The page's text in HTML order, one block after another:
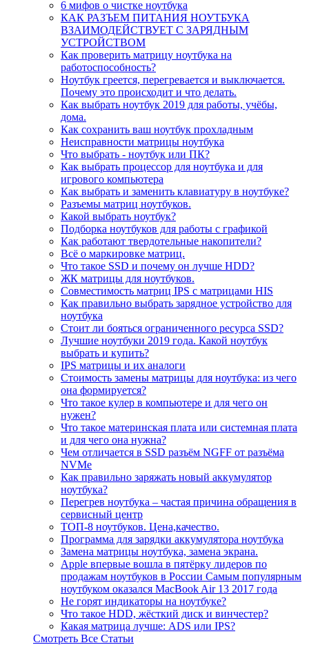
6 мифов о чистке ноутбука
КАК РАЗЪЕМ ПИТАНИЯ НОУТБУКА
ВЗАИМОДЕЙСТВУЕТ С ЗАРЯДНЫМ
УСТРОЙСТВОМ
Как проверить матрицу ноутбука на
работоспособность?
Ноутбук греется, перегревается и выключается.
Почему это происходит и что делать.
Как выбрать ноутбук 2019 для работы, учёбы,
дома.
Как сохранить ваш ноутбук прохладным
Неисправности матрицы ноутбука
Что выбрать - ноутбук или ПК?
Как выбрать процессор для ноутбука и для
игрового компьютера
Как выбрать и заменить клавиатуру в ноутбуке?
Разъемы матриц ноутбуков.
Какой выбрать ноутбук?
Подборка ноутбуков для работы с графикой
Как работают твердотельные накопители?
Всё о маркировке матриц.
Что такое SSD и почему он лучше HDD?
ЖК матрицы для ноутбуков.
Совместимость матриц IPS с матрицами HIS
Как правильно выбрать зарядное устройство для
ноутбука
Стоит ли бояться ограниченного ресурса SSD?
Лучшие ноутбуки 2019 года. Какой ноутбук
выбрать и купить?
IPS матрицы и их аналоги
Стоимость замены матрицы для ноутбука: из чего
она формируется?
Что такое кулер в компьютере и для чего он
нужен?
Что такое материнская плата или системная плата
и для чего она нужна?
Чем отличается в SSD разъём NGFF от разъёма
NVMe
Как правильно заряжать новый аккумулятор
ноутбука?
Перегрев ноутбука – частая причина обращения в
сервисный центр
ТОП-8 ноутбуков. Цена,качество.
Программа для зарядки аккумулятора ноутбука
Замена матрицы ноутбука, замена экрана.
Apple впервые вошла в пятёрку лидеров по
продажам ноутбуков в России Самым популярным
ноутбуком оказался MacBook Air 13 2017 года
Не горят индикаторы на ноутбуке?
Что такое HDD, жёсткий диск и винчестер?
Какая матрица лучше: ADS или IPS?
Смотреть Все Статьи